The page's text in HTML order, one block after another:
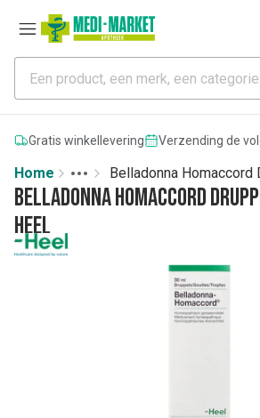
Gratis winkellevering Verzending de
Home
More
Toggle menu
Belladonna
Belladonna Homaccord
Heel